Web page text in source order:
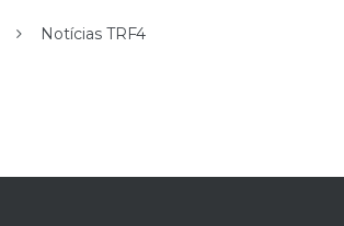
Notícias TRF4